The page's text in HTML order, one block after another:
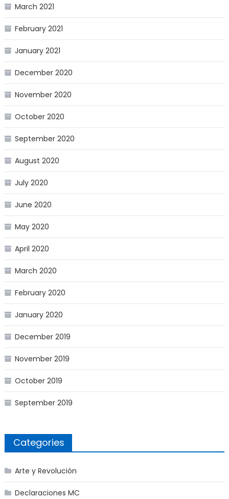
March 2021
February 2021
January 2021
December 2020
November 2020
October 2020
September 2020
August 2020
July 2020
June 2020
May 2020
April 2020
March 2020
February 2020
January 2020
December 2019
November 2019
October 2019
September 2019
Categories
Arte y Revolución
Declaraciones MC